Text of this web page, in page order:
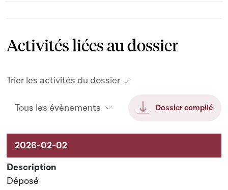
Activités liées au dossier
Trier les activités du dossier
Tous les évènements Dossier compilé
Activités liées au dossier
Déposé